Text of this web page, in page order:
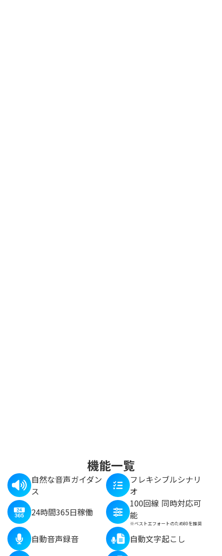
機能一覧
自然な音声ガイダン
ス
フレキシブルシナリ
オ
24時間365日稼働
100回線 同時対応可
能
※ベストエフォートのため80を推奨
自動音声録音
自動文字起こし